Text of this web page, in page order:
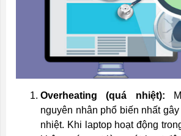
Overheating (quá nhiệt):
nguyên nhân phổ biến nhất
nhiệt. Khi laptop hoạt động